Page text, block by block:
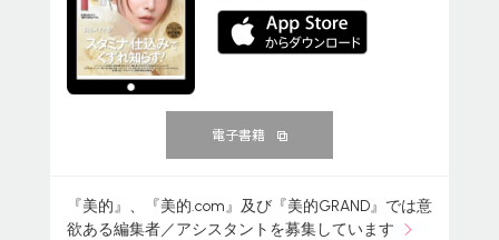
電子書籍
『美的』、『美的.com』及び『美的GRAND』では意
欲ある編集者／アシスタントを募集しています